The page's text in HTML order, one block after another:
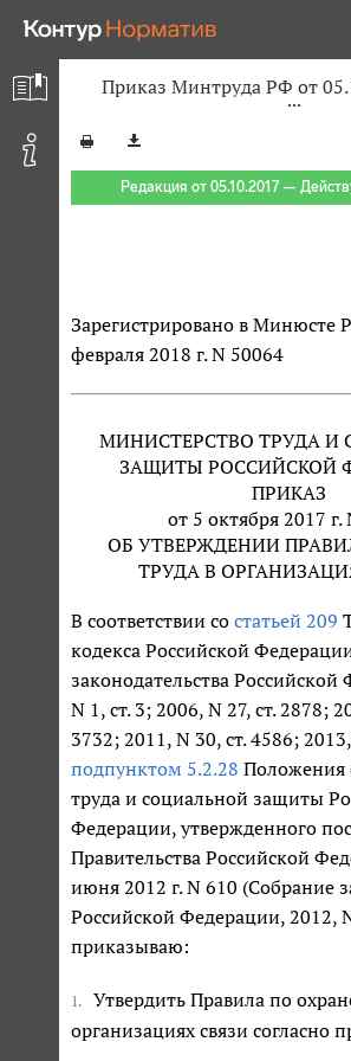
Приказ Минтруда РФ от
Редакция от 05.10.2017 —
Зарегистрировано в Минюсте
февраля 2018 г. N 50064
МИНИСТЕРСТВО ТРУДА И
ЗАЩИТЫ РОССИЙСКОЙ
ПРИКАЗ
от 5 октября 2017 г.
ОБ УТВЕРЖДЕНИИ
ТРУДА В
В соответствии со статьей 209
кодекса Российской
законодательства
N 1, ст. 3; 2006, N 27, ст. 2878;
3732; 2011, N 30, ст. 4586;
подпунктом 5.2.28 Положения
труда и социальной защиты
Федерации, утвержденного
Правительства Российской
июня 2012 г. N 610 (Собрание
Российской Федерации, 2012,
приказываю:
1.
Утвердить Правила по
организациях связи согласно